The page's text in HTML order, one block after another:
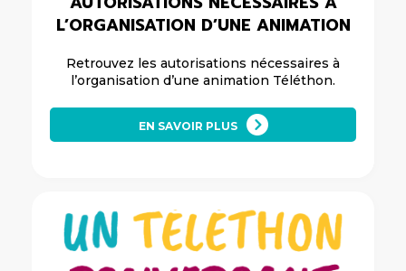
L’ORGANISATION D’UNE ANIMATION
Retrouvez les autorisations nécessaires à
l’organisation d’une animation Téléthon.
EN SAVOIR PLUS